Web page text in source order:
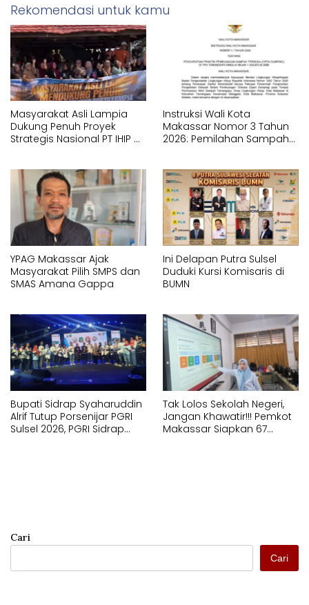
Rekomendasi untuk kamu
Masyarakat Asli Lampia
Dukung Penuh Proyek
Strategis Nasional PT IHIP di
Instruksi Wali Kota
Makassar Nomor 3 Tahun
2026: Pemilahan Sampah
YPAG Makassar Ajak
Masyarakat Pilih SMPS dan
SMAS Amana Gappa
Ini Delapan Putra Sulsel
Duduki Kursi Komisaris di
BUMN
Bupati Sidrap Syaharuddin
Alrif Tutup Porsenijar PGRI
Sulsel 2026, PGRI Sidrap
Tak Lolos Sekolah Negeri,
Jangan Khawatir!!! Pemkot
Makassar Siapkan 67
Cari
Cari